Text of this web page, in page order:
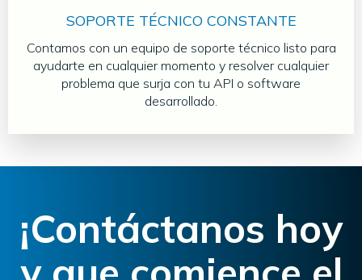
SOPORTE TÉCNICO CONSTANTE
Contamos con un equipo de soporte técnico listo para
ayudarte en cualquier momento y resolver cualquier
problema que surja con tu API o software
desarrollado.
¡Contáctanos hoy